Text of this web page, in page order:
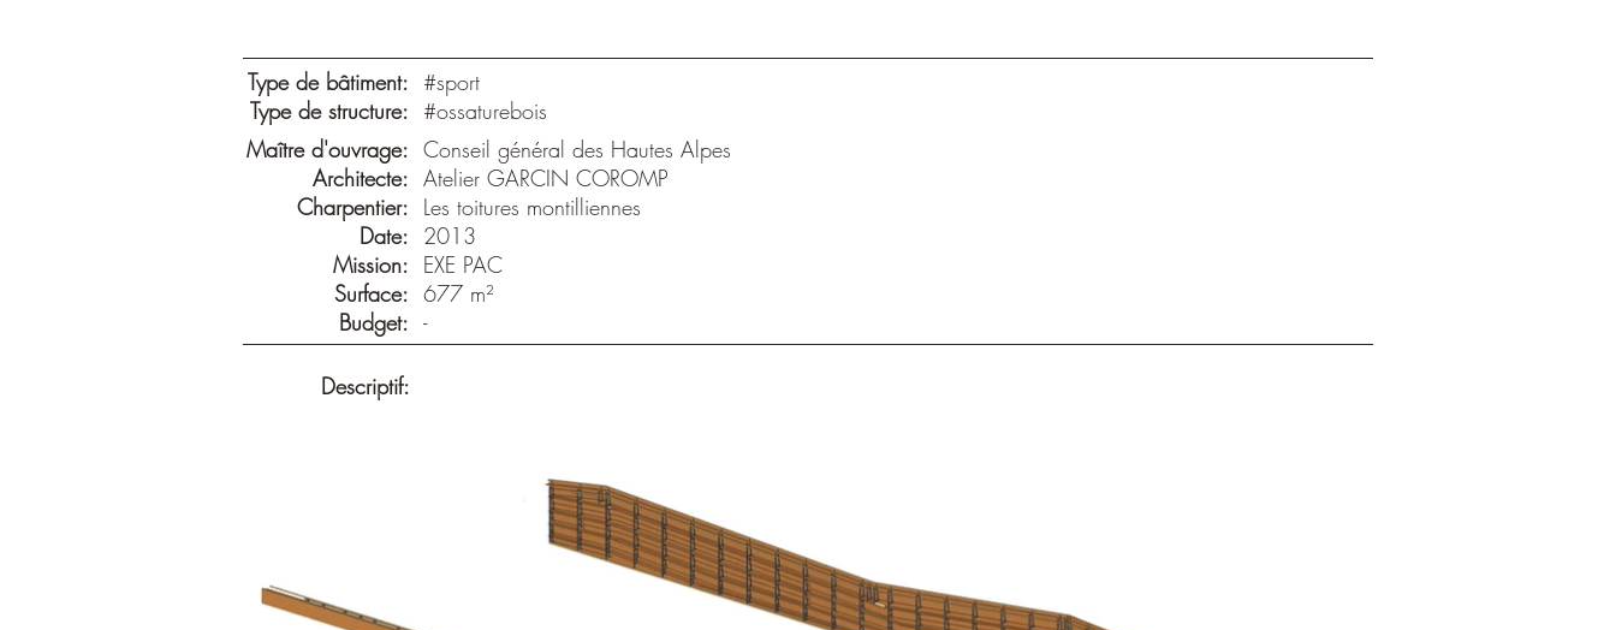
Type de bâtiment:
Type de structure:
Maître d'ouvrage:
Architecte:
Charpentier:
Date:
Mission:
Surface:
Budget:
#sport
#ossaturebois
Conseil général des Hautes Alpes
Atelier GARCIN COROMP
Les toitures montilliennes
2013
EXE PAC
677 m²
-
Descriptif: